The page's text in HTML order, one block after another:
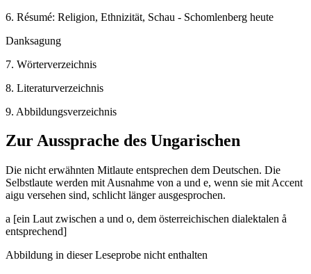
6. Résumé: Religion, Ethnizität, Schau - Schomlenberg heute
Danksagung
7. Wörterverzeichnis
8. Literaturverzeichnis
9. Abbildungsverzeichnis
Zur Aussprache des Ungarischen
Die nicht erwähnten Mitlaute entsprechen dem Deutschen. Die
Selbstlaute werden mit Ausnahme von a und e, wenn sie mit Accent
aigu versehen sind, schlicht länger ausgesprochen.
a [ein Laut zwischen a und o, dem österreichischen dialektalen å
entsprechend]
Abbildung in dieser Leseprobe nicht enthalten